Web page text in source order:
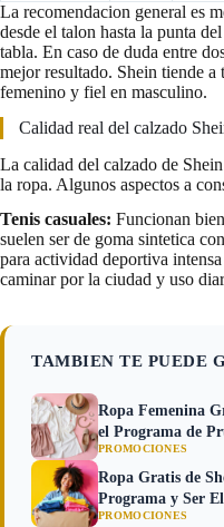
La recomendacion general es
desde el talon hasta la punta
tabla. En caso de duda entre
mejor resultado. Shein tiende
femenino y fiel en masculino.
Calidad real del calzado
La calidad del calzado de
la ropa. Algunos aspectos a
Tenis casuales: Funcionan
suelen ser de goma sintetica
para actividad deportiva
caminar por la ciudad y uso
TAMBIEN TE PUEDE
Ropa Femenina
el Programa de
PROMOCIONES
Ropa Gratis de
Programa y Ser
PROMOCIONES